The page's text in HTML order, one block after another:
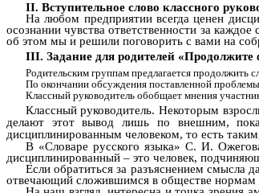
II. Вступительное слово классного
На любом предприятии всегда ценен
осознании чувства ответственности за
об этом мы и решили поговорить с вами на
III. Задание для родителей «Продолжите
Родительским группам предлагается
По окончании обсуждения поставленной
Классный руководитель обобщает мнения
Классный руководитель. Некоторым
делают этот вывод лишь по внешним,
дисциплинированным человеком, то есть
В «Словаре русского языка» С. И.
дисциплинированный – это человек,
Если обратиться за разъяснением смысла
отвечающий сложившимся в обществе нормам